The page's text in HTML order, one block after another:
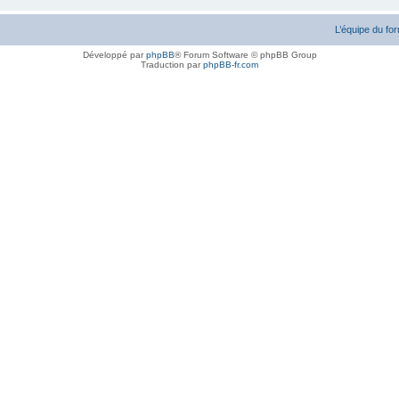
L’équipe du
Développé parphpBB® Forum Software © phpBB Group
Traduction parphpBB-fr.com